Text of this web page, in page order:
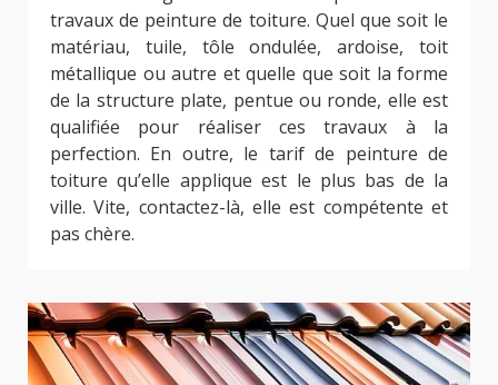
travaux de peinture de toiture. Quel que soit le
matériau, tuile, tôle ondulée, ardoise, toit
métallique ou autre et quelle que soit la forme
de la structure plate, pentue ou ronde, elle est
qualifiée pour réaliser ces travaux à la
perfection. En outre, le tarif de peinture de
toiture qu’elle applique est le plus bas de la
ville. Vite, contactez-là, elle est compétente et
pas chère.